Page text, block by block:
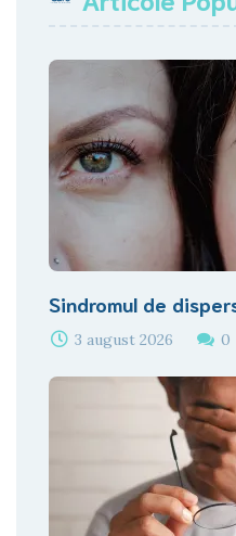
Sindromul de
3 august 2026 0